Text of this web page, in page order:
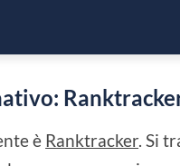
è Ranktracker. Si